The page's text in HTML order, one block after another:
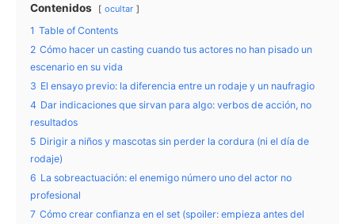
Contenidos ocultar
1 Table of Contents
2 Cómo hacer un casting cuando tus actores no han pisado un
escenario en su vida
3 El ensayo previo: la diferencia entre un rodaje y un naufragio
4 Dar indicaciones que sirvan para algo: verbos de acción, no
resultados
5 Dirigir a niños y mascotas sin perder la cordura (ni el día de
rodaje)
6 La sobreactuación: el enemigo número uno del actor no
profesional
7 Cómo crear confianza en el set (spoiler: empieza antes del